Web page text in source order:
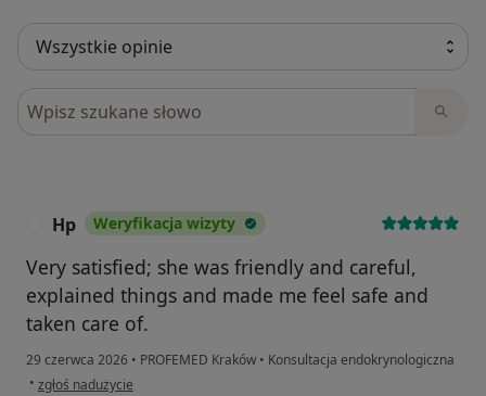
Szukaj w opiniach
Hp Weryfikacja wizyty
Very satisfied; she was friendly and careful,
explained things and made me feel safe and
taken care of.
29 czerwca 2026 • PROFEMED Kraków • Konsultacja endokrynologiczna
• w opinii użytkownika Hp
zgłoś nadużycie